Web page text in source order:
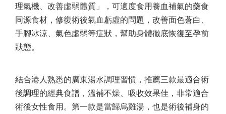
理氣機、改善虛弱體質」，可適度食用養血補氣的藥食
同源食材，修復術後氣血虧虛的問題，改善面色蒼白、
手腳冰涼、氣色虛弱等症狀，幫助身體徹底恢復至孕前
狀態。
結合港人熟悉的廣東湯水調理習慣，推薦三款最適合術
後調理的經典食譜，溫補不燥、吸收效果佳，非常適合
術後女性食用。第一款是當歸烏雞湯，也是術後補身的